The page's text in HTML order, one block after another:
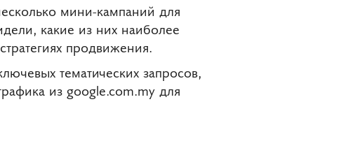
мини-кампаний для
какие из них наиболее
продвижения.
тематических запросов,
из google.com.my для